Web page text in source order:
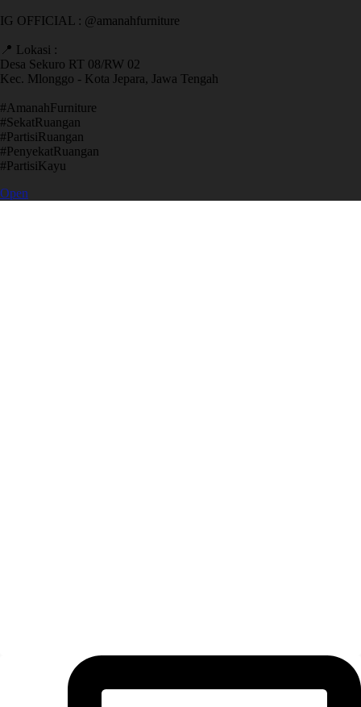
IG OFFICIAL : @amanahfurniture
📍 Lokasi :
Desa Sekuro RT 08/RW 02
Kec. Mlonggo - Kota Jepara, Jawa Tengah
​#AmanahFurniture
​#SekatRuangan
​#PartisiRuangan
​#PenyekatRuangan
​#PartisiKayu
Open